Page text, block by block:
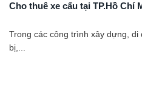
Cho thuê xe cẩu tại TP.Hồ Chí
Trong các công trình xây dựng,
bị,...